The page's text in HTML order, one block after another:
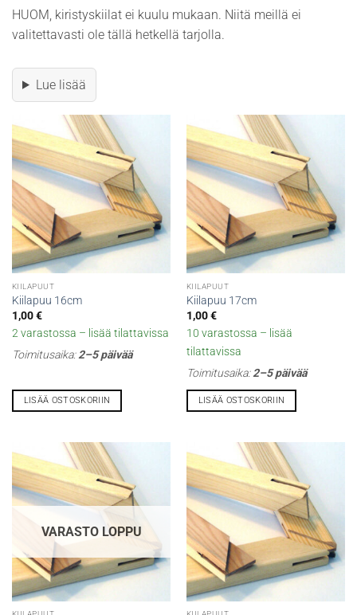
HUOM, kiristyskiilat ei kuulu mukaan. Niitä meillä ei
valitettavasti ole tällä hetkellä tarjolla.
Lue lisää
KIILAPUUT
Kiilapuu 16cm
1,00€
2 varastossa – lisää tilattavissa
Toimitusaika:2–5 päivää
LISÄÄ OSTOSKORIIN
KIILAPUUT
Kiilapuu 17cm
1,00€
10 varastossa – lisää
tilattavissa
Toimitusaika:2–5 päivää
LISÄÄ OSTOSKORIIN
VARASTO LOPPU